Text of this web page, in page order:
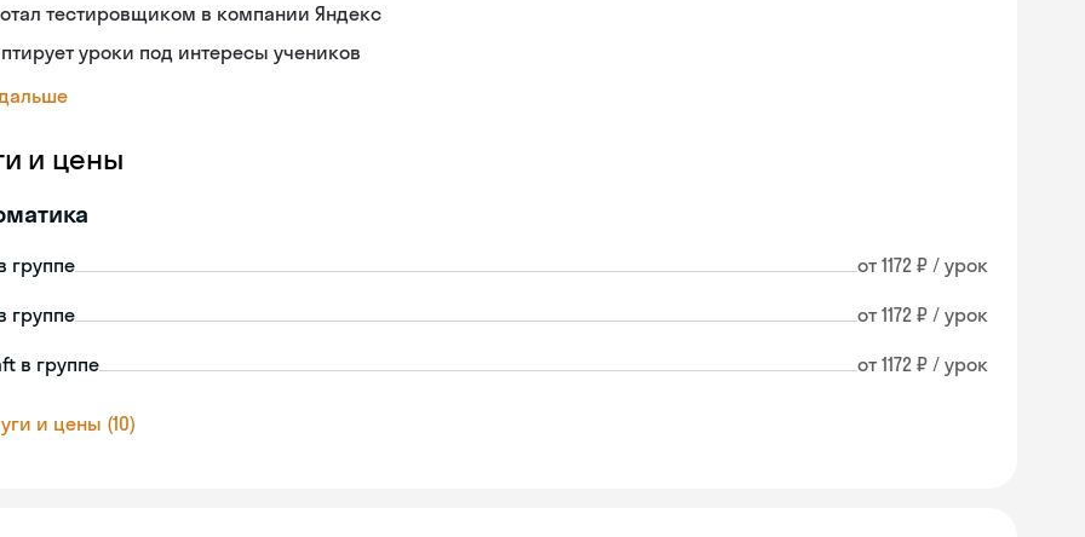
тестировщиком в компании Яндекс
уроки под интересы учеников
и цены
группе от 1172 ₽ / урок
группе от 1172 ₽ / урок
в группе от 1172 ₽ / урок
и цены (10)